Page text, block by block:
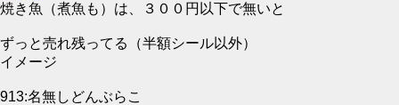
焼き魚（煮魚も）は、３００円以下で無いと
ずっと売れ残ってる（半額シール以外）
イメージ
913:名無しどんぶらこ